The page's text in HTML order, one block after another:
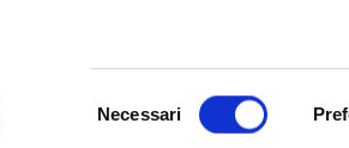
Necessari